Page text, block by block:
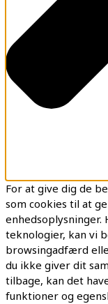
For at give dig de
som cookies til at
enhedsoplysninger.
teknologier, kan vi
browsingadfærd
du ikke giver dit
tilbage, kan det
funktioner og